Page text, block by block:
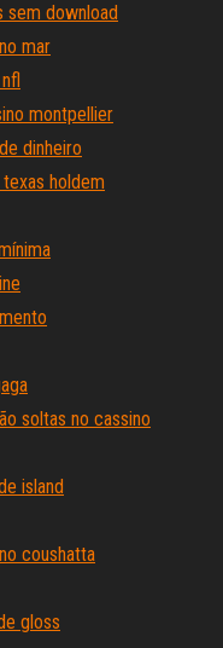
sem download
mar
montpellier
dinheiro
holdem
soltas no cassino
island
coushatta
gloss